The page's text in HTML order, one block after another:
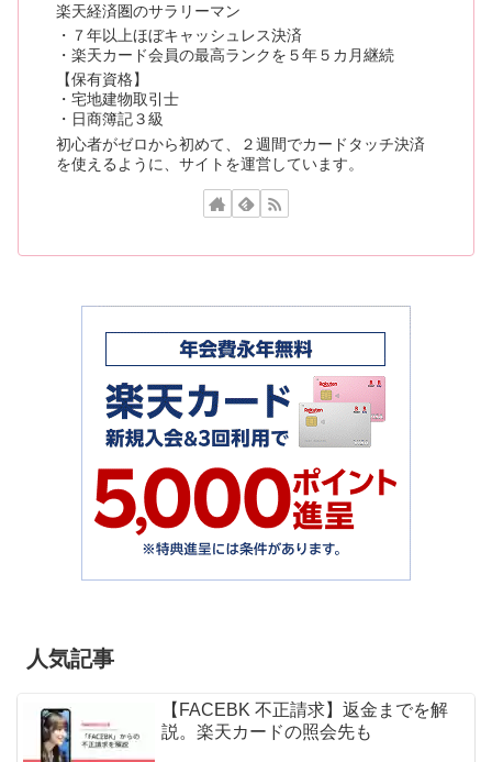
楽天経済圏のサラリーマン
・７年以上ほぼキャッシュレス決済
・楽天カード会員の最高ランクを５年５カ月継続
【保有資格】
・宅地建物取引士
・日商簿記３級
初心者がゼロから初めて、２週間でカードタッチ決済
を使えるように、サイトを運営しています。
人気記事
【FACEBK 不正請求】返金までを解
説。楽天カードの照会先も